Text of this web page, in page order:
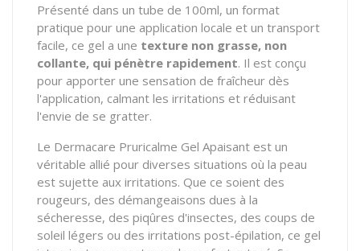
Présenté dans un tube de 100ml, un format
pratique pour une application locale et un transport
facile, ce gel a une texture non grasse, non
collante, qui pénètre rapidement. Il est conçu
pour apporter une sensation de fraîcheur dès
l'application, calmant les irritations et réduisant
l'envie de se gratter.
Le Dermacare Pruricalme Gel Apaisant est un
véritable allié pour diverses situations où la peau
est sujette aux irritations. Que ce soient des
rougeurs, des démangeaisons dues à la
sécheresse, des piqûres d'insectes, des coups de
soleil légers ou des irritations post-épilation, ce gel